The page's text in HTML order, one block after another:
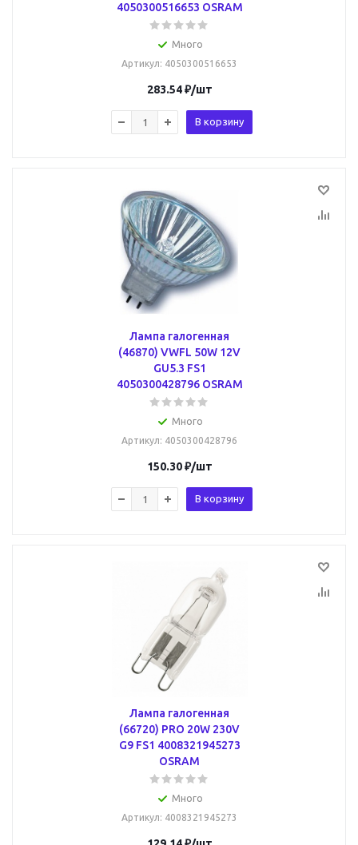
4050300516653 OSRAM
Много
Артикул: 4050300516653
283.54₽/шт
В корзину
Лампа галогенная
(46870) VWFL 50W 12V
GU5.3 FS1
4050300428796 OSRAM
Много
Артикул: 4050300428796
150.30₽/шт
В корзину
Лампа галогенная
(66720) PRO 20W 230V
G9 FS1 4008321945273
OSRAM
Много
Артикул: 4008321945273